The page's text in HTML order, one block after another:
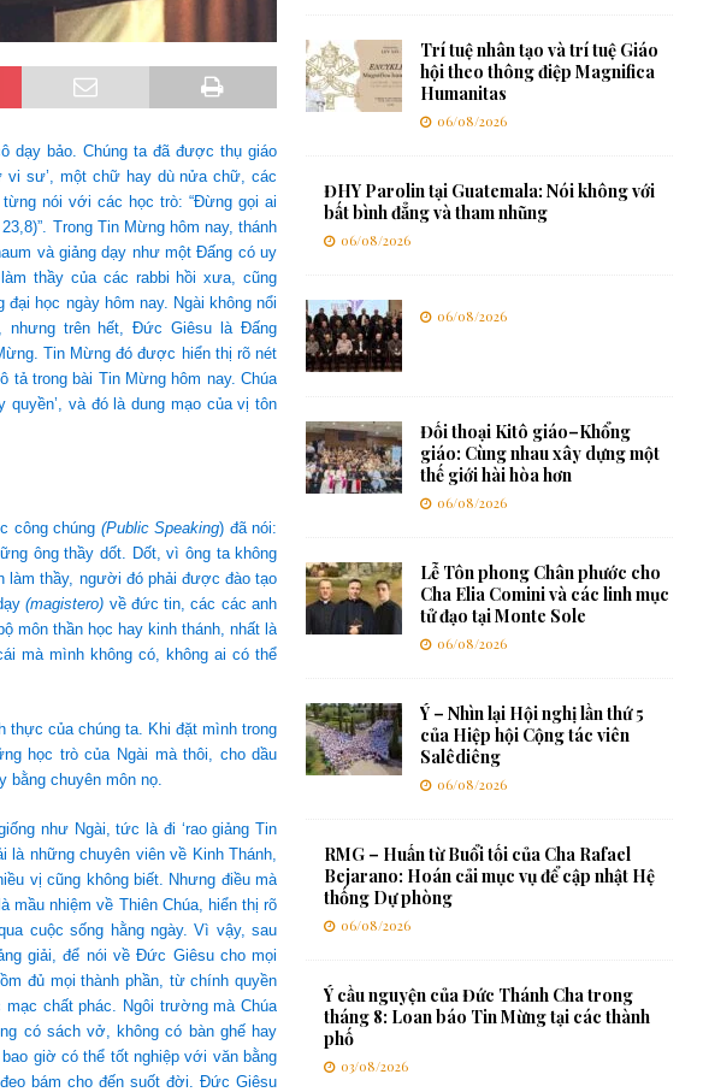
dạy bảo. Chúng ta đã được thụ giáo
sư’, một chữ hay dù nửa chữ, các
nói với các học trò: “Đừng gọi ai
Trong Tin Mừng hôm nay, thánh
và giảng dạy như một Đấng có uy
thầy của các rabbi hồi xưa, cũng
học ngày hôm nay. Ngài không nổi
nhưng trên hết, Đức Giêsu là Đấng
Tin Mừng đó được hiển thị rõ nét
tả trong bài Tin Mừng hôm nay. Chúa
và đó là dung mạo của vị tôn
công chúng (Public Speaking) đã nói:
ông thầy dốt. Dốt, vì ông ta không
làm thầy, người đó phải được đào tạo
(magistero) về đức tin, các các anh
môn thần học hay kinh thánh, nhất là
mà mình không có, không ai có thể
của chúng ta. Khi đặt mình trong
học trò của Ngài mà thôi, cho dầu
bằng chuyên môn nọ.
như Ngài, tức là đi ‘rao giảng Tin
là những chuyên viên về Kinh Thánh,
vị cũng không biết. Nhưng điều mà
nhiệm về Thiên Chúa, hiển thị rõ
cuộc sống hằng ngày. Vì vậy, sau
giải, để nói về Đức Giêsu cho mọi
đủ mọi thành phần, từ chính quyền
chất phác. Ngôi trường mà Chúa
có sách vở, không có bàn ghế hay
giờ có thể tốt nghiệp với văn bằng
bám cho đến suốt đời. Đức Giêsu
Trí tuệ nhân tạo và trí tuệ Giáo
hội theo thông điệp Magnifica
Humanitas
06/08/2026
ĐHY Parolin tại Guatemala: Nói không với
bất bình đẳng và tham nhũng
06/08/2026
06/08/2026
Đối thoại Kitô giáo–Khổng
giáo: Cùng nhau xây dựng một
thế giới hài hòa hơn
06/08/2026
Lễ Tôn phong Chân phước cho
Cha Elia Comini và các linh mục
tử đạo tại Monte Sole
06/08/2026
Ý – Nhìn lại Hội nghị lần thứ 5
của Hiệp hội Cộng tác viên
Salêdiêng
06/08/2026
RMG – Huấn từ Buổi tối của Cha Rafael
Bejarano: Hoán cải mục vụ để cập nhật Hệ
thống Dự phòng
06/08/2026
Ý cầu nguyện của Đức Thánh Cha trong
tháng 8: Loan báo Tin Mừng tại các thành
phố
03/08/2026